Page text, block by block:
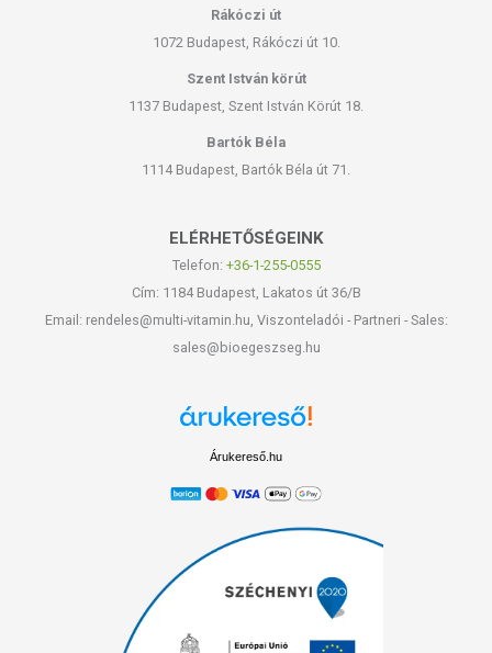
Rákóczi út
1072 Budapest, Rákóczi út 10.
Szent István körút
1137 Budapest, Szent István Körút 18.
Bartók Béla
1114 Budapest, Bartók Béla út 71.
ELÉRHETŐSÉGEINK
Telefon: +36-1-255-0555
Cím: 1184 Budapest, Lakatos út 36/B
Email: rendeles@multi-vitamin.hu, Viszonteladói - Partneri - Sales:
sales@bioegeszseg.hu
Árukereső.hu